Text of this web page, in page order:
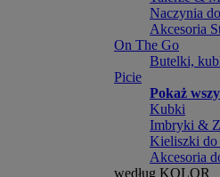
Naczynia
Akcesoria
On The Go
Butelki,
Picie
Pokaż
Kubki
Imbryki &
Kieliszki do
Akcesoria
według KOLOR